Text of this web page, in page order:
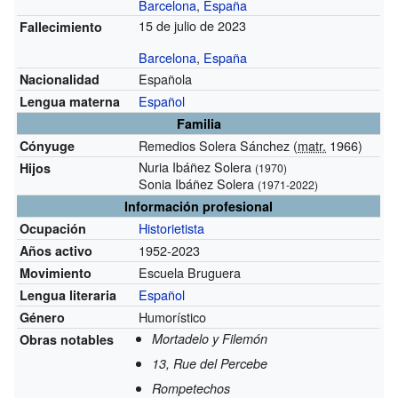
Barcelona, España
Fallecimiento
15 de julio de 2023
Barcelona, España
Nacionalidad Española
Lengua materna Español
Familia
Cónyuge
Remedios Solera Sánchez (matr. 1966)
Hijos Nuria Ibáñez Solera (1970)
Sonia Ibáñez Solera (1971-2022)
Información profesional
Ocupación
Historietista
Años activo 1952-2023
Movimiento Escuela Bruguera
Lengua literaria Español
Género Humorístico
Obras notables
Mortadelo y Filemón
13, Rue del Percebe
Rompetechos